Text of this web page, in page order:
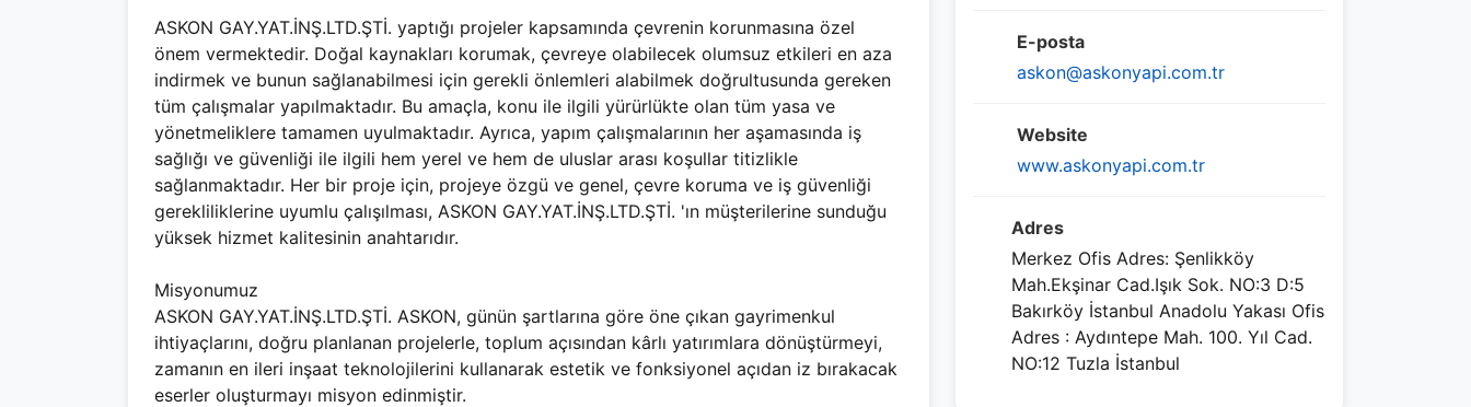
ASKON GAY.YAT.İNŞ.LTD.ŞTİ. yaptığı projeler kapsamında çevrenin korunmasına özel
önem vermektedir. Doğal kaynakları korumak, çevreye olabilecek olumsuz etkileri en aza
indirmek ve bunun sağlanabilmesi için gerekli önlemleri alabilmek doğrultusunda gereken
tüm çalışmalar yapılmaktadır. Bu amaçla, konu ile ilgili yürürlükte olan tüm yasa ve
yönetmeliklere tamamen uyulmaktadır. Ayrıca, yapım çalışmalarının her aşamasında iş
sağlığı ve güvenliği ile ilgili hem yerel ve hem de uluslar arası koşullar titizlikle
sağlanmaktadır. Her bir proje için, projeye özgü ve genel, çevre koruma ve iş güvenliği
gerekliliklerine uyumlu çalışılması, ASKON GAY.YAT.İNŞ.LTD.ŞTİ. 'ın müşterilerine sunduğu
yüksek hizmet kalitesinin anahtarıdır.
Misyonumuz
ASKON GAY.YAT.İNŞ.LTD.ŞTİ. ASKON, günün şartlarına göre öne çıkan gayrimenkul
ihtiyaçlarını, doğru planlanan projelerle, toplum açısından kârlı yatırımlara dönüştürmeyi,
zamanın en ileri inşaat teknolojilerini kullanarak estetik ve fonksiyonel açıdan iz bırakacak
eserler oluşturmayı misyon edinmiştir.
E-posta
askon@askonyapi.com.tr
Website
www.askonyapi.com.tr
Adres
Merkez Ofis Adres: Şenlikköy
Mah.Ekşinar Cad.Işık Sok. NO:3 D:5
Bakırköy İstanbul Anadolu Yakası Ofis
Adres : Aydıntepe Mah. 100. Yıl Cad.
NO:12 Tuzla İstanbul